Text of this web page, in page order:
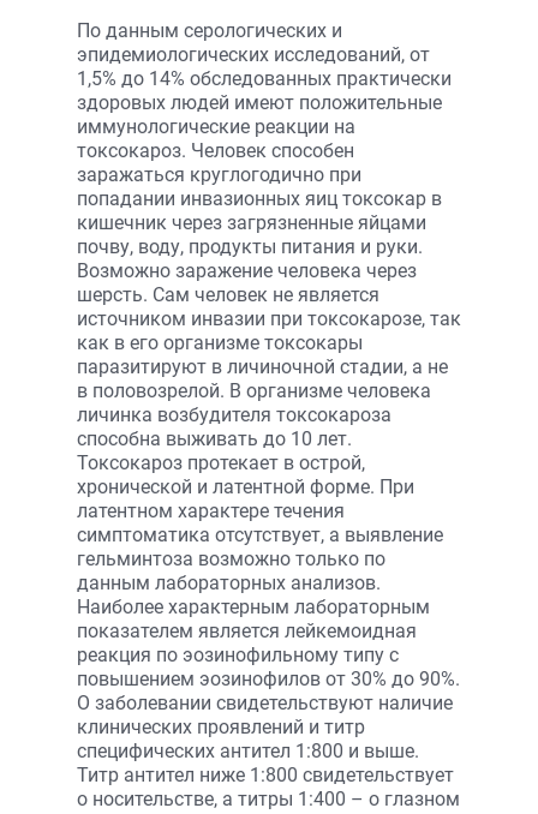
По данным серологических и
эпидемиологических исследований, от
1,5% до 14% обследованных практически
здоровых людей имеют положительные
иммунологические реакции на
токсокароз. Человек способен
заражаться круглогодично при
попадании инвазионных яиц токсокар в
кишечник через загрязненные яйцами
почву, воду, продукты питания и руки.
Возможно заражение человека через
шерсть. Сам человек не является
источником инвазии при токсокарозе, так
как в его организме токсокары
паразитируют в личиночной стадии, а не
в половозрелой. В организме человека
личинка возбудителя токсокароза
способна выживать до 10 лет.
Токсокароз протекает в острой,
хронической и латентной форме. При
латентном характере течения
симптоматика отсутствует, а выявление
гельминтоза возможно только по
данным лабораторных анализов.
Наиболее характерным лабораторным
показателем является лейкемоидная
реакция по эозинофильному типу с
повышением эозинофилов от 30% до 90%.
О заболевании свидетельствуют наличие
клинических проявлений и титр
специфических антител 1:800 и выше.
Титр антител ниже 1:800 свидетельствует
о носительстве, а титры 1:400 – о глазном